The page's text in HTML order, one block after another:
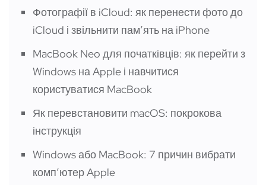
Фотографії в iCloud: як перенести фото до
iCloud і звільнити пам’ять на iPhone
MacBook Neo для початківців: як перейти з
Windows на Apple і навчитися
користуватися MacBook
Як перевстановити macOS: покрокова
інструкція
Windows або MacBook: 7 причин вибрати
компʼютер Apple